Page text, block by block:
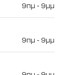
9πμ - 9μμ
9πμ - 9μμ